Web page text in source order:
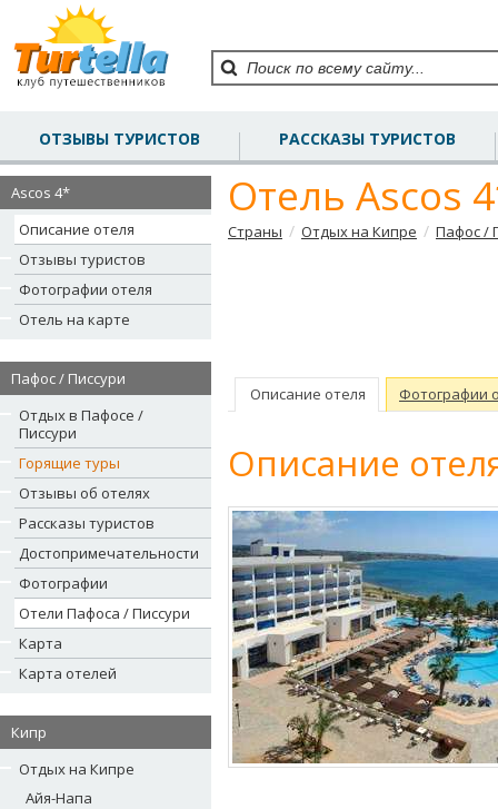
ОТЗЫВЫ ТУРИСТОВ РАССКАЗЫ ТУРИСТОВ
Ascos 4*
Описание отеля
Отзывы туристов
Фотографии отеля
Отель на карте
Пафос / Писсури
Отдых в Пафосе /
Писсури
Горящие туры
Отзывы об отелях
Рассказы туристов
Достопримечательности
Фотографии
Отели Пафоса / Писсури
Карта
Карта отелей
Кипр
Отдых на Кипре
Айя-Напа
Отель Ascos
Страны / Отдых на Кипре / Пафос /
Описание отеля Фотографии
Описание